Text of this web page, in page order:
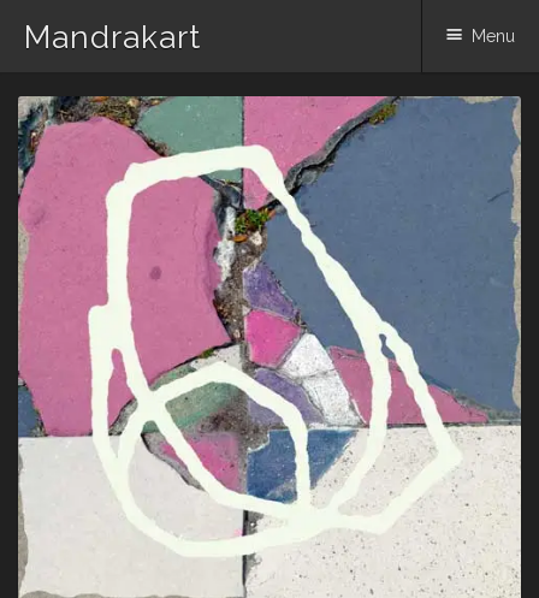
Mandrakart Menu
Skip to content